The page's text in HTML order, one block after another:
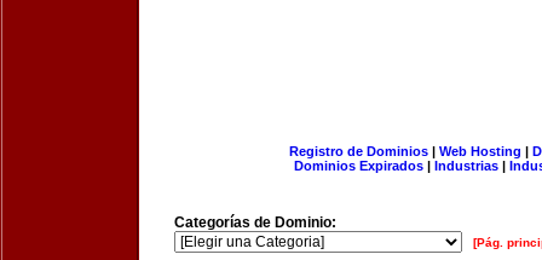
Registro de Dominios| Web Hosting |
Dominios Expirados | Industrias |
Categorías de Dominio:
[Pág.